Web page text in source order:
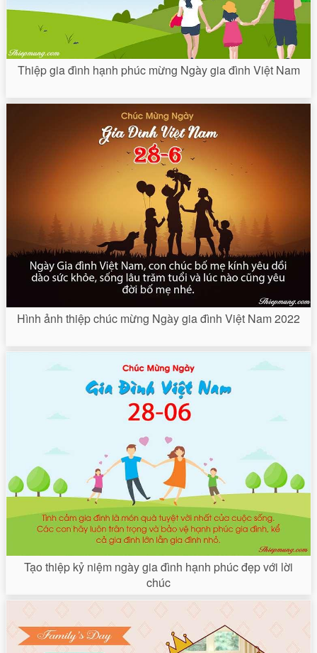
Thiệp gia đình hạnh phúc mừng Ngày gia đình Việt Nam
Hình ảnh thiệp chúc mừng Ngày gia đình Việt Nam 2022
Tạo thiệp kỷ niệm ngày gia đình hạnh phúc đẹp với lời
chúc